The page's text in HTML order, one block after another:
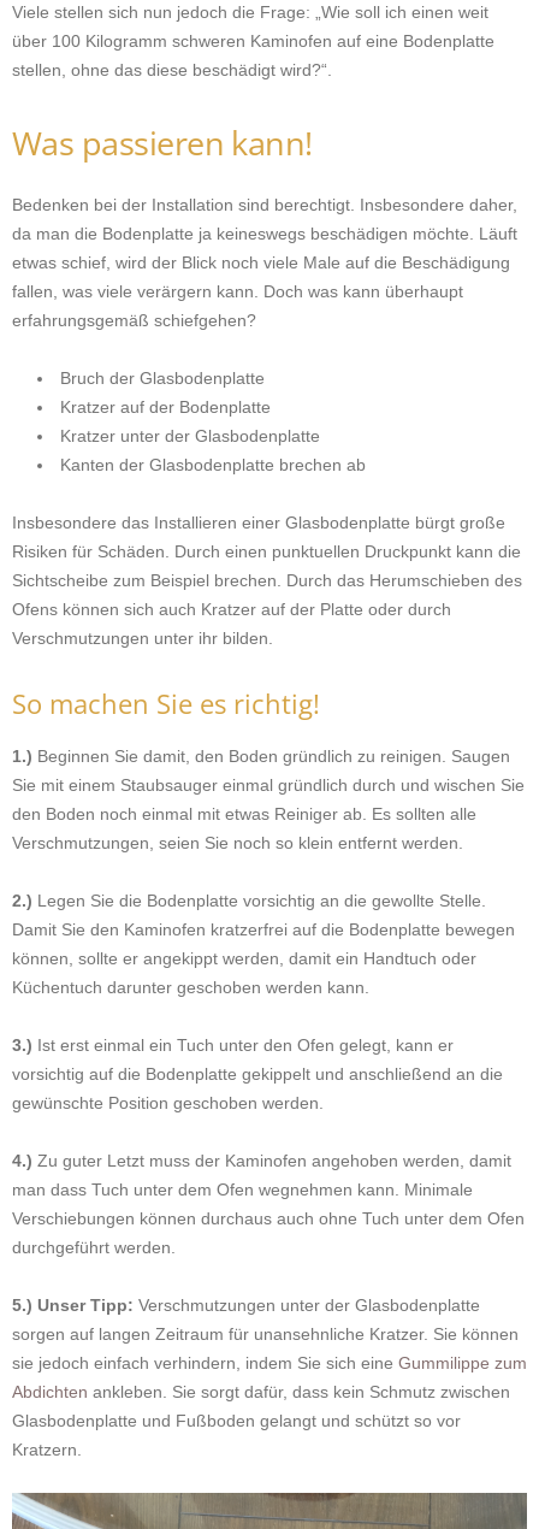
Viele stellen sich nun jedoch die Frage: „Wie soll ich einen weit
über 100 Kilogramm schweren Kaminofen auf eine Bodenplatte
stellen, ohne das diese beschädigt wird?“.
Was passieren kann!
Bedenken bei der Installation sind berechtigt. Insbesondere daher,
da man die Bodenplatte ja keineswegs beschädigen möchte. Läuft
etwas schief, wird der Blick noch viele Male auf die Beschädigung
fallen, was viele verärgern kann. Doch was kann überhaupt
erfahrungsgemäß schiefgehen?
Bruch der Glasbodenplatte
Kratzer auf der Bodenplatte
Kratzer unter der Glasbodenplatte
Kanten der Glasbodenplatte brechen ab
Insbesondere das Installieren einer Glasbodenplatte bürgt große
Risiken für Schäden. Durch einen punktuellen Druckpunkt kann die
Sichtscheibe zum Beispiel brechen. Durch das Herumschieben des
Ofens können sich auch Kratzer auf der Platte oder durch
Verschmutzungen unter ihr bilden.
So machen Sie es richtig!
1.) Beginnen Sie damit, den Boden gründlich zu reinigen. Saugen
Sie mit einem Staubsauger einmal gründlich durch und wischen Sie
den Boden noch einmal mit etwas Reiniger ab. Es sollten alle
Verschmutzungen, seien Sie noch so klein entfernt werden.
2.) Legen Sie die Bodenplatte vorsichtig an die gewollte Stelle.
Damit Sie den Kaminofen kratzerfrei auf die Bodenplatte bewegen
können, sollte er angekippt werden, damit ein Handtuch oder
Küchentuch darunter geschoben werden kann.
3.) Ist erst einmal ein Tuch unter den Ofen gelegt, kann er
vorsichtig auf die Bodenplatte gekippelt und anschließend an die
gewünschte Position geschoben werden.
4.) Zu guter Letzt muss der Kaminofen angehoben werden, damit
man dass Tuch unter dem Ofen wegnehmen kann. Minimale
Verschiebungen können durchaus auch ohne Tuch unter dem Ofen
durchgeführt werden.
5.) Unser Tipp: Verschmutzungen unter der Glasbodenplatte
sorgen auf langen Zeitraum für unansehnliche Kratzer. Sie können
sie jedoch einfach verhindern, indem Sie sich eine Gummilippe zum
Abdichten ankleben. Sie sorgt dafür, dass kein Schmutz zwischen
Glasbodenplatte und Fußboden gelangt und schützt so vor
Kratzern.